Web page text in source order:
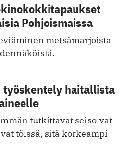
Pohjoismaissa
metsämarjoista
työskentely haitallista
tutkittavat seisoivat
töissä, sitä korkeampi